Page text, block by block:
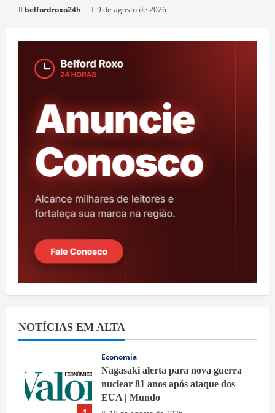
Economia
belfordroxo24h
9 de agosto de 2026
NOTÍCIAS EM ALTA
Economia
Nagasaki alerta para nova guerra
nuclear 81 anos após ataque dos
EUA | Mundo